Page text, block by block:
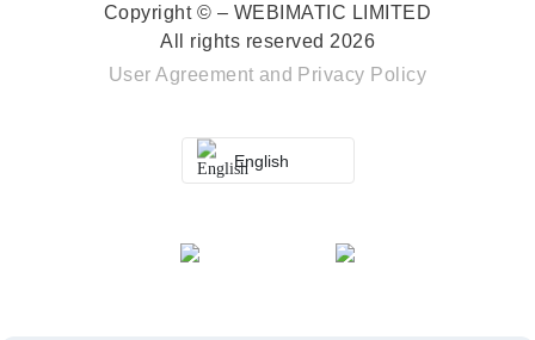
Copyright © – WEBIMATIC LIMITED
All rights reserved 2026
User Agreement and Privacy Policy
English